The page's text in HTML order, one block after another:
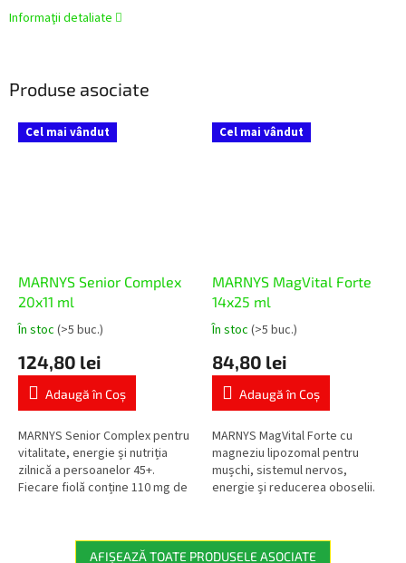
Informaţii detaliate
Produse asociate
Cel mai vândut
MARNYS Senior Complex
20x11 ml
Evaluarea
a
produsului
este
din
5
stele.
În stoc (>5 buc.)
124,80 lei
Adaugă în Coş
MARNYS Senior Complex pentru
vitalitate, energie și nutriția
zilnică a persoanelor 45+.
Fiecare fiolă conține 110 mg de
Cel mai vândut
MARNYS MagVital Forte
14x25 ml
Evaluarea
a
produsului
este
din
5
stele.
În stoc (>5 buc.)
84,80 lei
Adaugă în Coş
MARNYS MagVital Forte cu
magneziu lipozomal pentru
mușchi, sistemul nervos,
energie și reducerea oboselii.
AFIŞEAZĂ TOATE PRODUSELE ASOCIATE